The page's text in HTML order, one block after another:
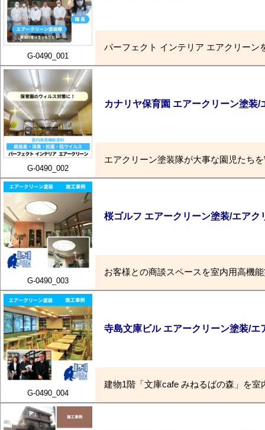
G-0490_001
パーフェクト インテリア エアクリー
G-0490_002
カナリヤ保育園 エアークリーン塗装
エアクリーン塗装隊が大事な園児たち
G-0490_003
桜ゴルフ エアークリーン塗装/エアク
お客様との商談スペースを室内用高機
G-0490_004
寺島文庫ビル エアークリーン塗装/エ
建物1階「文庫cafe みねるばの森」を